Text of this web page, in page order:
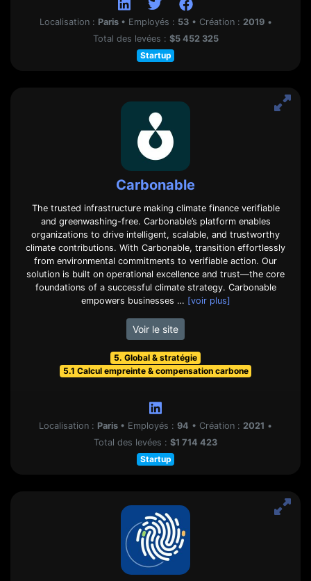
Localisation : Paris • Employés : 53 • Création : 2019 •
Total des levées : $5 452 325
Startup
Carbonable
The trusted infrastructure making climate finance verifiable
and greenwashing-free. Carbonable’s platform enables
organizations to drive intelligent, scalable, and trustworthy
climate contributions. With Carbonable, transition effortlessly
from environmental commitments to verifiable action. Our
solution is built on operational excellence and trust—the core
foundations of a successful climate strategy. Carbonable
empowers businesses … [voir plus]
Voir le site
5. Global & stratégie
5.1 Calcul empreinte & compensation carbone
Localisation : Paris • Employés : 94 • Création : 2021 •
Total des levées : $1 714 423
Startup